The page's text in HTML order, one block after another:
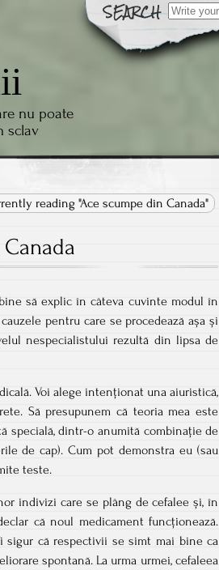
Search
for:
nu poate
sclav
reading "Ace scumpe din Canada"
să explic în câteva cuvinte modul în
pentru care se procedează așa și
nespecialistului rezultă din lipsa de
Voi alege intenționat una aiuristică,
Să presupunem că teoria mea este
specială, dintr-o anumită combinație de
de cap). Cum pot demonstra eu (sau
teste.
indivizi care se plâng de cefalee și, în
că noul medicament funcționează.
că respectivii se simt mai bine ca
spontană. La urma urmei, cefaleea